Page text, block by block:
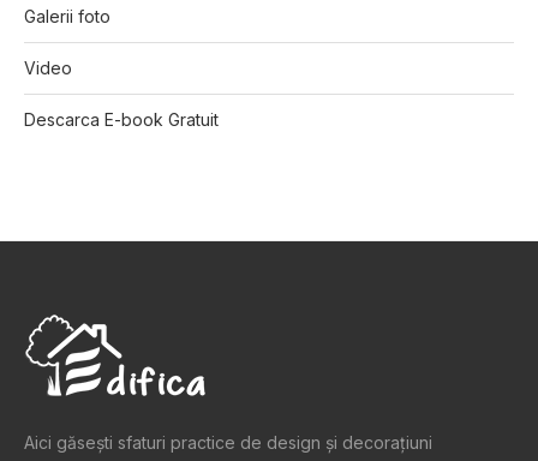
Galerii foto
Video
Descarca E-book Gratuit
Aici găsești sfaturi practice de design şi decoraţiuni